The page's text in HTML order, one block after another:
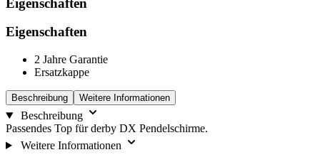
Eigenschaften
2 Jahre Garantie
Ersatzkappe
Beschreibung Weitere Informationen
Beschreibung
Passendes Top für derby DX Pendelschirme.
Weitere Informationen